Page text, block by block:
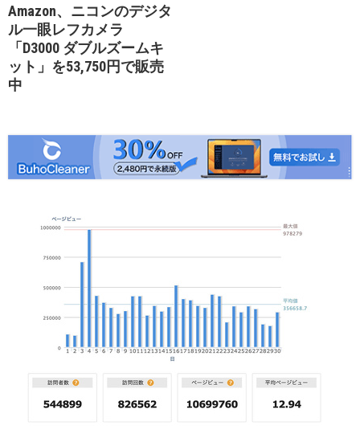
Amazon、ニコンのデジタ
ル一眼レフカメラ
「D3000 ダブルズームキ
ット」を53,750円で販売
中